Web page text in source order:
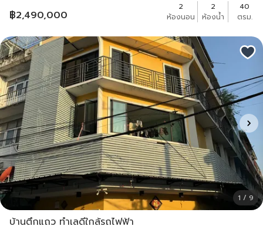
฿2,490,000
2
ห้องนอน
2
ห้องน้ำ
40
ตรม.
1 / 9
บ้านตึกแถว ทำเลดีใกล้รถไฟฟ้า